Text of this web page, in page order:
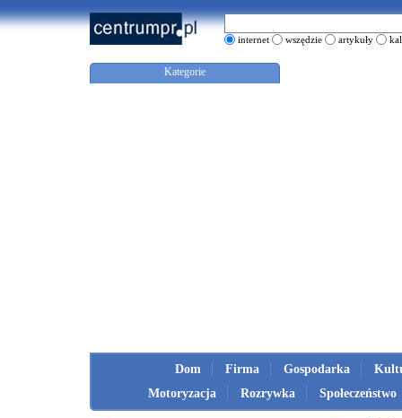
internet wszędzie artykuły
Kategorie
Dom Firma Gospodarka
Motoryzacja
Rozrywka Społeczeństwo